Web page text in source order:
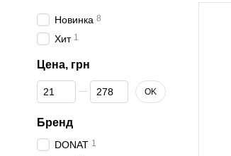
Новинка 8
Хит 1
Цена, грн
От Цена, грн
До Цена, грн OK
Бренд
DONAT 1